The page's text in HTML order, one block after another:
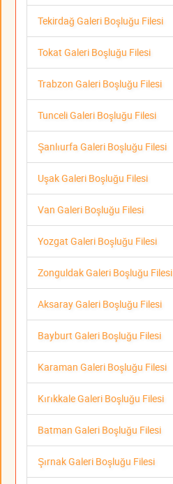
Tekirdağ Galeri Boşluğu Filesi
Tokat Galeri Boşluğu Filesi
Trabzon Galeri Boşluğu Filesi
Tunceli Galeri Boşluğu Filesi
Şanlıurfa Galeri Boşluğu Filesi
Uşak Galeri Boşluğu Filesi
Van Galeri Boşluğu Filesi
Yozgat Galeri Boşluğu Filesi
Zonguldak Galeri Boşluğu Filesi
Aksaray Galeri Boşluğu Filesi
Bayburt Galeri Boşluğu Filesi
Karaman Galeri Boşluğu Filesi
Kırıkkale Galeri Boşluğu Filesi
Batman Galeri Boşluğu Filesi
Şırnak Galeri Boşluğu Filesi